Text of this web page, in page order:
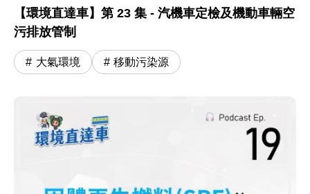
【環境直達車】第 23 集 - 汽機車定檢及機動車輛空
污排放管制
大氣環境 移動污染源